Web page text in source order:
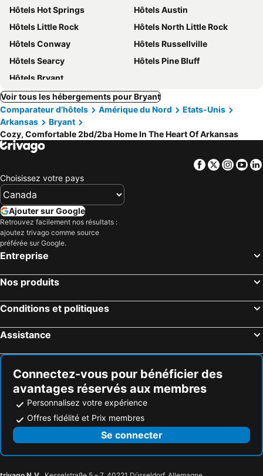
Hôtels Hot Springs
Hôtels Austin
Hôtels Little Rock
Hôtels North Little Rock
Hôtels Conway
Hôtels Russellville
Hôtels Searcy
Hôtels Pine Bluff
Hôtels Bryant
Voir tous les hébergements pour Bryant
Comparateur d’hôtels
Amérique du Nord
Etats-Unis
Arkansas
Bryant
Cozy, Comfortable 2bd/2ba Home In The Heart Of Arkansas
Facebook
Twitter
Choisissez votre pays
Ajouter sur Google
Retrouvez facilement nos résultats :
ajoutez trivago comme source
préférée sur Google.
Entreprise
Nos produits
Conditions et politiques
Assistance
Connectez-vous pour bénéficier des
avantages réservés aux membres
Personnalisez votre expérience
Offres fidélité et Prix membres
Se connecter